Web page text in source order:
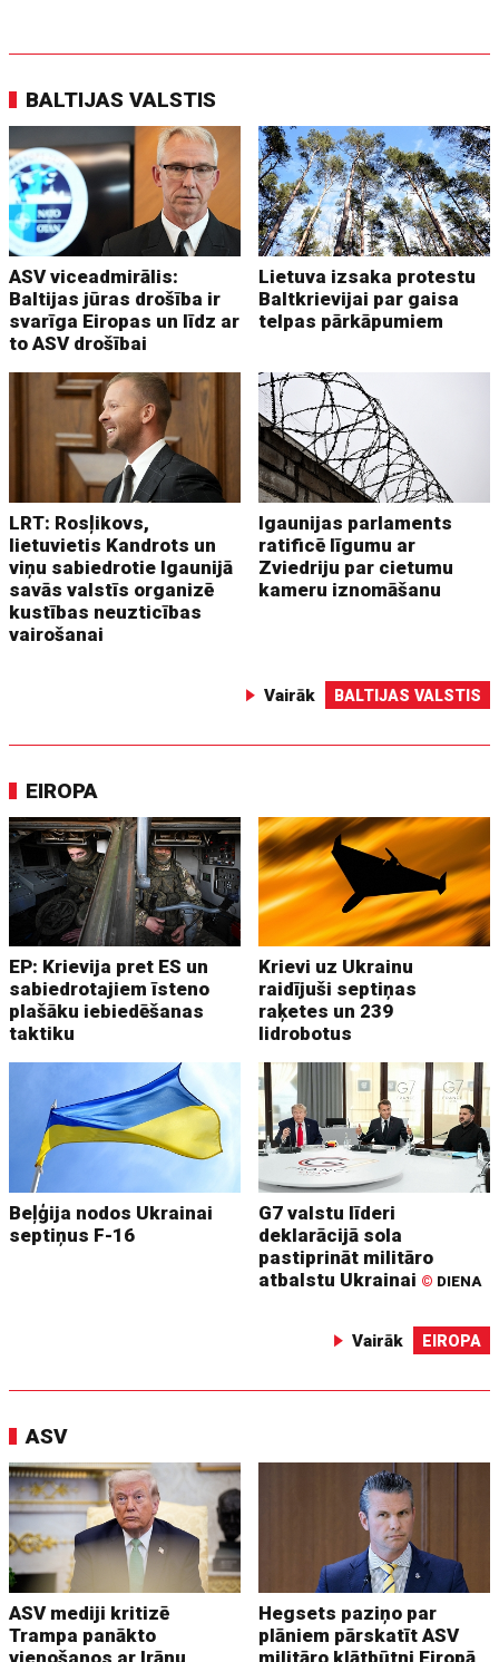
BALTIJAS VALSTIS
ASV viceadmirālis:
Baltijas jūras drošība ir
svarīga Eiropas un līdz ar
to ASV drošībai
Lietuva izsaka protestu
Baltkrievijai par gaisa
telpas pārkāpumiem
LRT: Rosļikovs,
lietuvietis Kandrots un
viņu sabiedrotie Igaunijā
savās valstīs organizē
kustības neuzticības
vairošanai
Igaunijas parlaments
ratificē līgumu ar
Zviedriju par cietumu
kameru iznomāšanu
Vairāk BALTIJAS VALSTIS
EIROPA
EP: Krievija pret ES un
sabiedrotajiem īsteno
plašāku iebiedēšanas
taktiku
Krievi uz Ukrainu
raidījuši septiņas
raķetes un 239
lidrobotus
Beļģija nodos Ukrainai
septiņus F-16
G7 valstu līderi
deklarācijā sola
pastiprināt militāro
atbalstu Ukrainai © DIENA
Vairāk EIROPA
ASV
ASV mediji kritizē
Trampa panākto
Hegsets paziņo par
plāniem pārskatīt ASV